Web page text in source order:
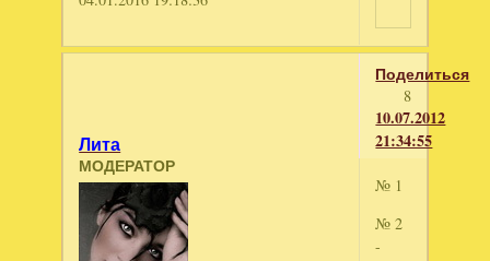
Поделиться
8
10.07.2012
21:34:55
Лита
МОДЕРАТОР
№ 1
№ 2
-